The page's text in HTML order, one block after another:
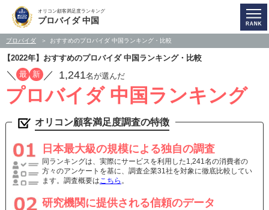
オリコン顧客満足度ランキング
プロバイダ 中国
プロバイダ おすすめのプロバイダ 中国ランキング・比較
【2022年】おすすめのプロバイダ 中国ランキング・比較
／ 最 新 ／ 1,241名が選んだ
プロバイダ 中国ランキング
オリコン顧客満足度調査の特徴
日本最大級の規模による独自の調査
同ランキングは、実際にサービスを利用した1,241名の消費者の
方々のアンケートを基に、調査企業31社を対象に徹底比較してい
ます。調査概要はこちら 。
研究機関に提供される信頼のデータ